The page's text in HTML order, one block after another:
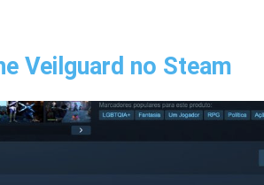
Veilguard no Steam